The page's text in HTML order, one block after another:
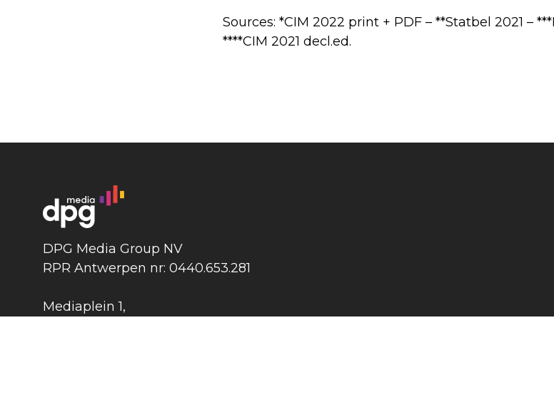
Sources: *CIM 2022 print + PDF – **Statbel 2021 –
****CIM 2021 decl.ed.
DPG Media Group NV
RPR Antwerpen nr: 0440.653.281
Mediaplein 1,